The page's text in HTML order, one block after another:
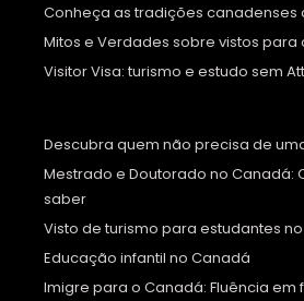
Conheça as tradições canadenses
Mitos e Verdades sobre vistos para
Visitor Visa: turismo e estudo sem
Descubra quem não precisa de
Mestrado e Doutorado no Canadá:
saber
Visto de turismo para estudantes
Educação infantil no Canadá
Imigre para o Canadá: Fluência em